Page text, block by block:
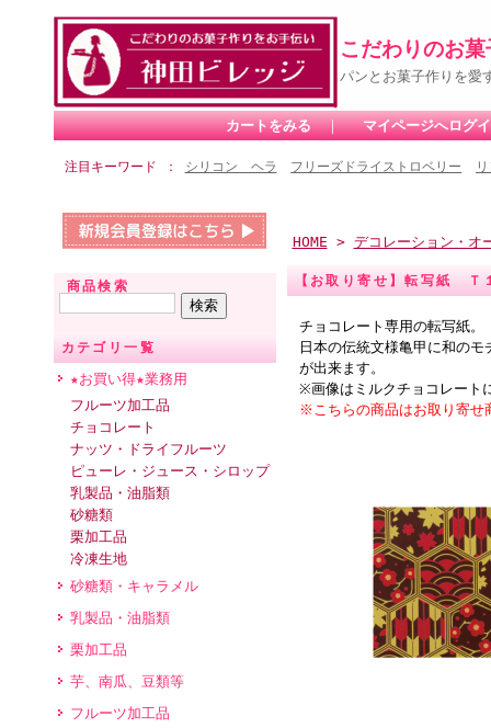
こだわりのお
パンとお菓子作りを愛
カートをみる ｜ マイページへログ
注目キーワード シリコン ヘラ フリーズドライストロベリー
商品検索
カテゴリ一覧
★お買い得★業務用
フルーツ加工品
チョコレート
ナッツ・ドライフルーツ
ピューレ・ジュース・シロップ
乳製品・油脂類
砂糖類
栗加工品
冷凍生地
砂糖類・キャラメル
乳製品・油脂類
栗加工品
芋、南瓜、豆類等
フルーツ加工品
HOME > デコレーション・オ
【お取り寄せ】転写紙
チョコレート専用の転写紙。
日本の伝統文様亀甲に和の
が出来ます。
※画像はミルクチョコレート
※こちらの商品はお取り寄せ